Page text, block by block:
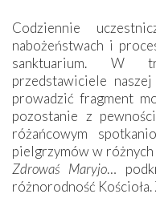
Codziennie
nabożeństwach i
sanktuarium. W
przedstawiciele
prowadzić fragment
pozostanie z
różańcowym
pielgrzymów w
Zdrowaś Maryjo…
różnorodność